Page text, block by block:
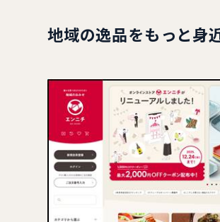
地域の逸品をもっと身